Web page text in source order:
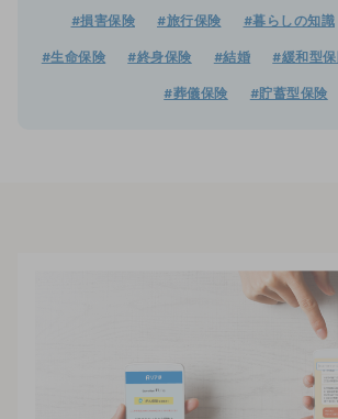
#損害保険 #旅行保険 #暮らしの知識
#生命保険 #終身保険 #結婚 #緩和型
#葬儀保険 #貯蓄型保険